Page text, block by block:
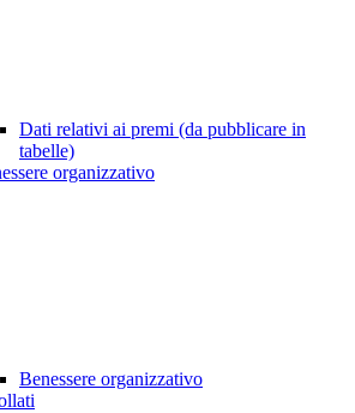
Dati relativi ai premi (da pubblicare in
tabelle)
organizzativo
Benessere organizzativo